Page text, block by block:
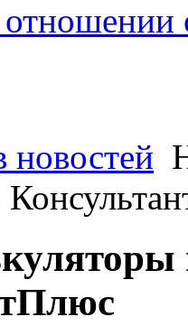
новостей